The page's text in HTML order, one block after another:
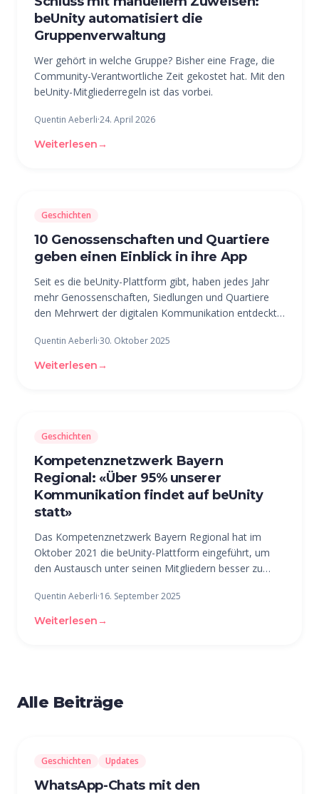
beUnity automatisiert die
Gruppenverwaltung
Wer gehört in welche Gruppe? Bisher eine Frage, die
Community-Verantwortliche Zeit gekostet hat. Mit den
beUnity-Mitgliederregeln ist das vorbei.
Quentin Aeberli·24. April 2026
Weiterlesen →
Geschichten
10 Genossenschaften und Quartiere
geben einen Einblick in ihre App
Seit es die beUnity-Plattform gibt, haben jedes Jahr
mehr Genossenschaften, Siedlungen und Quartiere
den Mehrwert der digitalen Kommunikation entdeckt.
Nachbarschaften in der Schweiz über beUnity – egal
ob Gross, Klein, Jung oder Alt. Hier
Quentin Aeberli·30. Oktober 2025
Weiterlesen →
Geschichten
Kompetenznetzwerk Bayern
Regional: «Über 95% unserer
Kommunikation findet auf beUnity
statt»
Das Kompetenznetzwerk Bayern Regional hat im
Oktober 2021 die beUnity-Plattform eingeführt, um
den Austausch unter seinen Mitgliedern besser zu
überwiegende Teil der Kommunikation über den
digitalen Treffpunkt – über 95 Prozent,
Quentin Aeberli·16. September 2025
Weiterlesen →
Alle Beiträge
Geschichten Updates
WhatsApp-Chats mit den